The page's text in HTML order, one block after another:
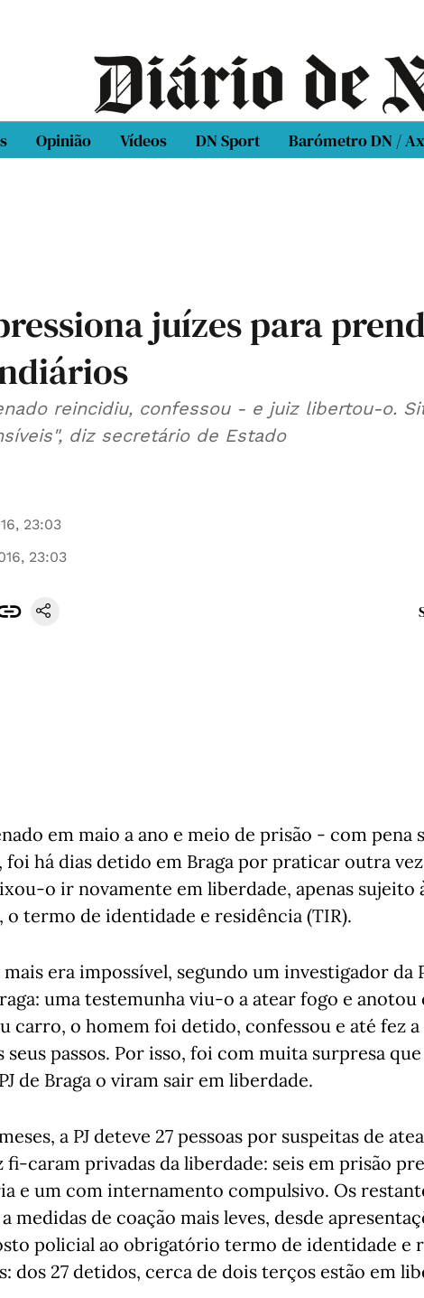
Opinião Vídeos DN Sport Barómetro DN /
juízes para
reincidiu, confessou - e juiz libertou-o.
diz secretário de Estado
23:03
23:03
em maio a ano e meio de prisão - com pena
há dias detido em Braga por praticar outra
o ir novamente em liberdade, apenas sujeito
o termo de identidade e residência (TIR).
era impossível, segundo um investigador da
uma testemunha viu-o a atear fogo e
carro, o homem foi detido, confessou e até fez a
passos. Por isso, foi com muita surpresa
de Braga o viram sair em liberdade.
a PJ deteve 27 pessoas por suspeitas de
fi-caram privadas da liberdade: seis em prisão
e um com internamento compulsivo. Os
medidas de coação mais leves, desde
policial ao obrigatório termo de identidade e
dos 27 detidos, cerca de dois terços estão em